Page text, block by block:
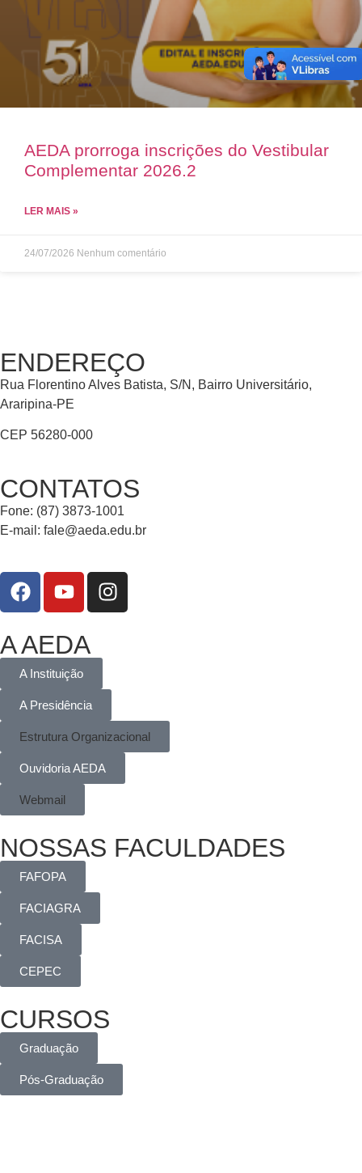
AEDA prorroga inscrições do Vestibular
Complementar 2026.2
LER MAIS »
24/07/2026 Nenhum comentário
ENDEREÇO
Rua Florentino Alves Batista, S/N, Bairro Universitário,
Araripina-PE
CEP 56280-000
CONTATOS
Fone: (87) 3873-1001
E-mail: fale@aeda.edu.br
A AEDA
A Instituição
A Presidência
Estrutura Organizacional
Ouvidoria AEDA
Webmail
NOSSAS FACULDADES
FAFOPA
FACIAGRA
FACISA
CEPEC
CURSOS
Graduação
Pós-Graduação